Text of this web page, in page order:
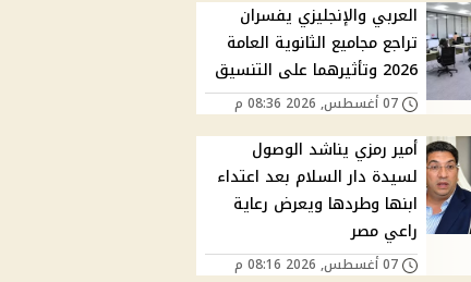
العربي والإنجليزي يفسران
تراجع مجاميع الثانوية العامة
2026 وتأثيرهما على التنسيق
07 أغسطس, 2026 08:36 م
أمير رمزي يناشد الوصول
لسيدة دار السلام بعد اعتداء
ابنها وطردها ويعرض رعاية
راعي مصر
07 أغسطس, 2026 08:16 م